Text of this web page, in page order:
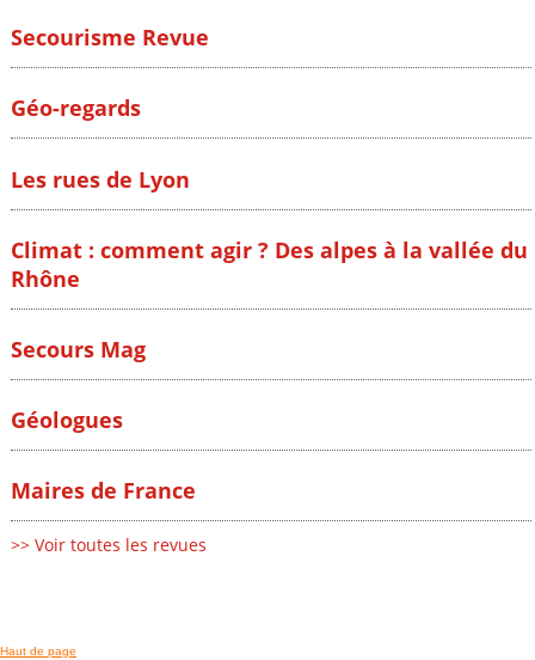
Secourisme Revue
Géo-regards
Les rues de Lyon
Climat : comment agir ? Des alpes à la vallée du
Rhône
Secours Mag
Géologues
Maires de France
>> Voir toutes les revues
Haut de page